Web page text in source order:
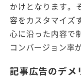
かけとなります。
容をカスタマイズ
心に沿った内容で
コンバージョン率
記事広告のデメ